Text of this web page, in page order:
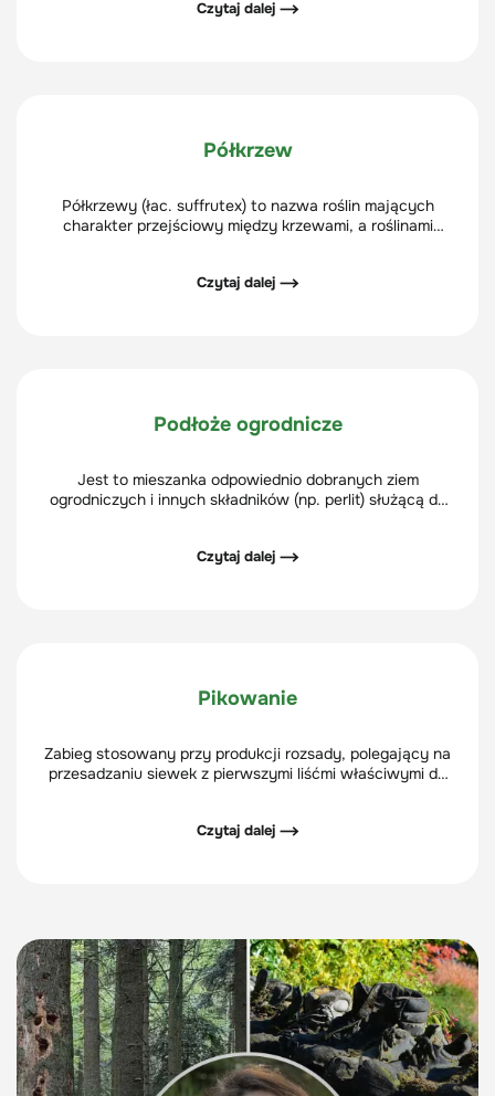
charakterystycznymi okazałymi liśćmi w postaci
Czytaj dalej ⟶
Półkrzew
Półkrzewy (łac. suffrutex) to nazwa roślin mających
charakter przejściowy między krzewami, a roślinami
Czytaj dalej ⟶
Podłoże ogrodnicze
Jest to mieszanka odpowiednio dobranych ziem
ogrodniczych i innych składników (np. perlit) służącą do
Czytaj dalej ⟶
Pikowanie
Zabieg stosowany przy produkcji rozsady, polegający na
przesadzaniu siewek z pierwszymi liśćmi właściwymi do
Czytaj dalej ⟶